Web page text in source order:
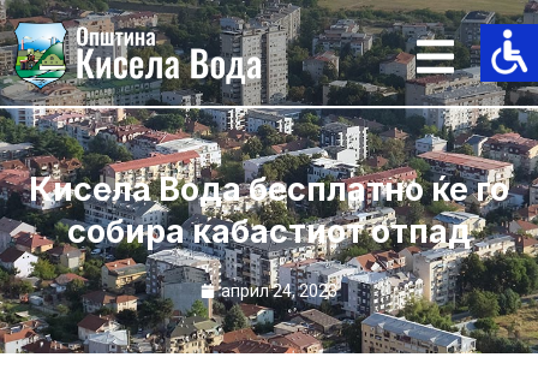
Skip
to
content
Кисела Вода бесплатно ќе го
собира кабастиот отпад
април 24, 2023